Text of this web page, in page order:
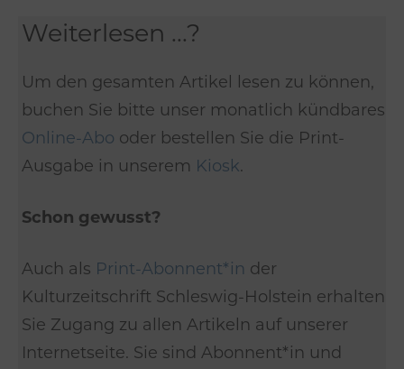
Weiterlesen ...?
Um den gesamten Artikel lesen zu können,
buchen Sie bitte unser monatlich kündbares
Online-Abo oder bestellen Sie die Print-
Ausgabe in unserem Kiosk.
Schon gewusst?
Auch als Print-Abonnent*in der
Kulturzeitschrift Schleswig-Holstein erhalten
Sie Zugang zu allen Artikeln auf unserer
Internetseite. Sie sind Abonnent*in und